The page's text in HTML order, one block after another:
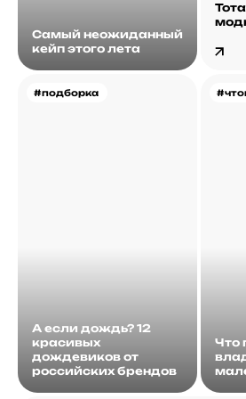
Самый неожиданный
кейп этого лета
#подборка
А если дождь? 12
красивых
дождевиков от
российских брендов
Что